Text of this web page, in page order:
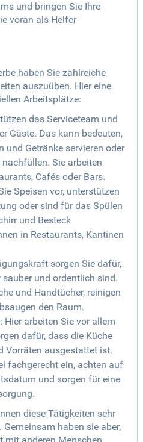
und bringen Sie Ihre
voran als Helfer
haben Sie zahlreiche
auszuüben. Hier eine
Arbeitsplätze:
das Serviceteam und
Gäste. Das kann bedeuten,
und Getränke servieren oder
Sie arbeiten
Cafés oder Bars.
Speisen vor, unterstützen
oder sind für das Spülen
und Besteck
in Restaurants, Kantinen
sorgen Sie dafür,
und ordentlich sind.
und Handtücher, reinigen
den Raum.
Hier arbeiten Sie vor allem
dafür, dass die Küche
Vorräten ausgestattet ist.
fachgerecht ein, achten auf
und sorgen für eine
diese Tätigkeiten sehr
haben sie aber,